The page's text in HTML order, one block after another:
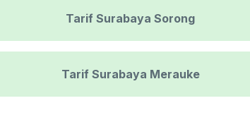
Tarif Surabaya Sorong
Tarif Surabaya Merauke